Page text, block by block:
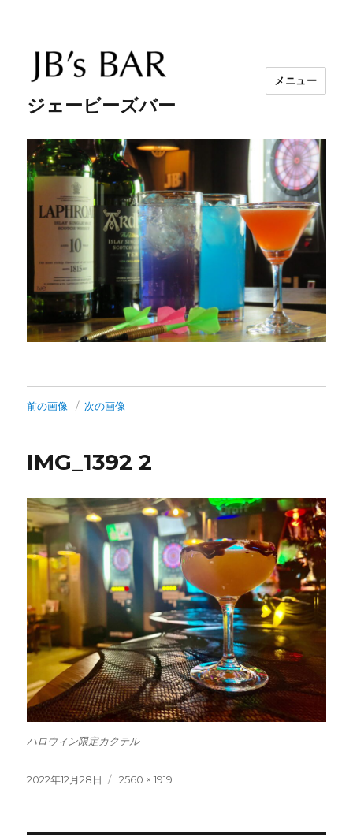
ジェービーズバー
メニュー
前の画像 次の画像
IMG_1392 2
ハロウィン限定カクテル
投
2022年12月28日
フ
2560 × 1919